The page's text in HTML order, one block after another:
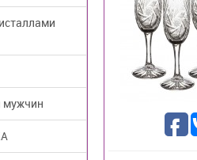
мужчин